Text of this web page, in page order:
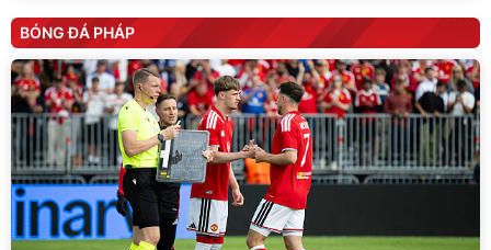
BÓNG ĐÁ PHÁP